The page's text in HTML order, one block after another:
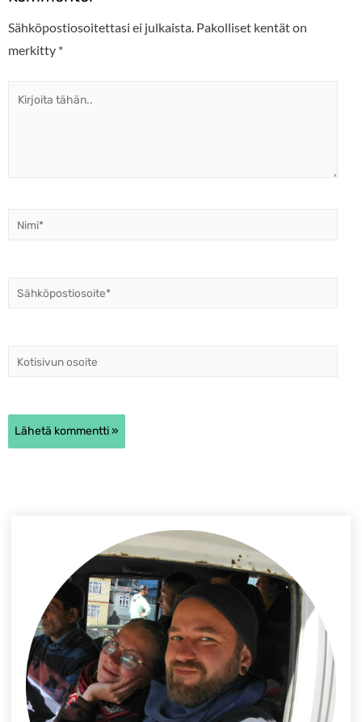
Sähköpostiosoitettasi ei julkaista. Pakolliset kentät on
merkitty *